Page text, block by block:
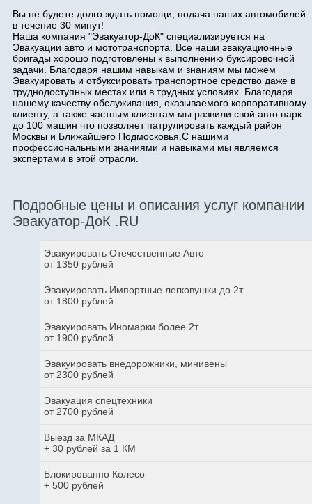
Вы не будете долго ждать помощи, подача наших автомобилей
в течение 30 минут!
Наша компания "Эвакуатор-ДоК" специализируется на
Эвакуации авто и мототранспорта. Все наши эвакуационные
бригады хорошо подготовлены к выполнению буксировочной
задачи. Благодаря нашим навыкам и знаниям мы можем
Эвакуировать и отбуксировать транспортное средство даже в
труднодоступных местах или в трудных условиях. Благодаря
нашему качеству обслуживания, оказываемого корпоративному
клиенту, а также частным клиентам мы развили свой авто парк
до 100 машин что позволяет патрулировать каждый район
Москвы и Ближайшего Подмосковья.С нашими
профессиональными знаниями и навыками мы являемся
экспертами в этой отрасли.
Подробные цены и описания услуг компании
Эвакуатор-ДоК .RU
Эвакуировать Отечественные Авто
от 1350 рублей
Эвакуировать Импортные легковушки до 2т
от 1800 рублей
Эвакуировать Иномарки более 2т
от 1900 рублей
Эвакуировать внедорожники, минивены
от 2300 рублей
Эвакуация спецтехники
от 2700 рублей
Выезд за МКАД
+ 30 рублей за 1 КМ
Блокированно Колесо
+ 500 рублей